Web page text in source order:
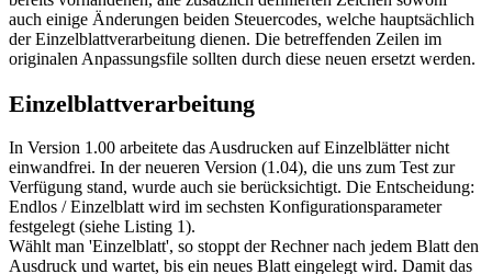
auch einige Änderungen beiden Steuercodes, welche hauptsächlich
der Einzelblattverarbeitung dienen. Die betreffenden Zeilen im
originalen Anpassungsfile sollten durch diese neuen ersetzt werden.
Einzelblattverarbeitung
In Version 1.00 arbeitete das Ausdrucken auf Einzelblätter nicht
einwandfrei. In der neueren Version (1.04), die uns zum Test zur
Verfügung stand, wurde auch sie berücksichtigt. Die Entscheidung:
Endlos / Einzelblatt wird im sechsten Konfigurationsparameter
festgelegt (siehe Listing 1).
Wählt man 'Einzelblatt', so stoppt der Rechner nach jedem Blatt den
Ausdruck und wartet, bis ein neues Blatt eingelegt wird. Damit das